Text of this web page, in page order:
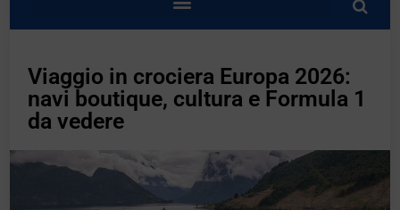
Viaggio in crociera Europa 2026:
navi boutique, cultura e Formula 1
da vedere